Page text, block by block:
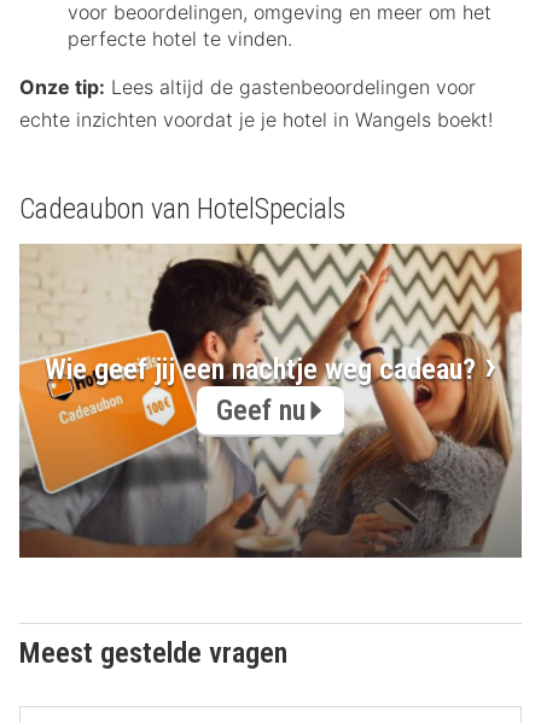
voor beoordelingen, omgeving en meer om het
perfecte hotel te vinden.
Onze tip: Lees altijd de gastenbeoordelingen voor
echte inzichten voordat je je hotel in Wangels boekt!
Cadeaubon van HotelSpecials
Wie geef jij een nachtje weg cadeau?
Geef nu
Meest gestelde vragen